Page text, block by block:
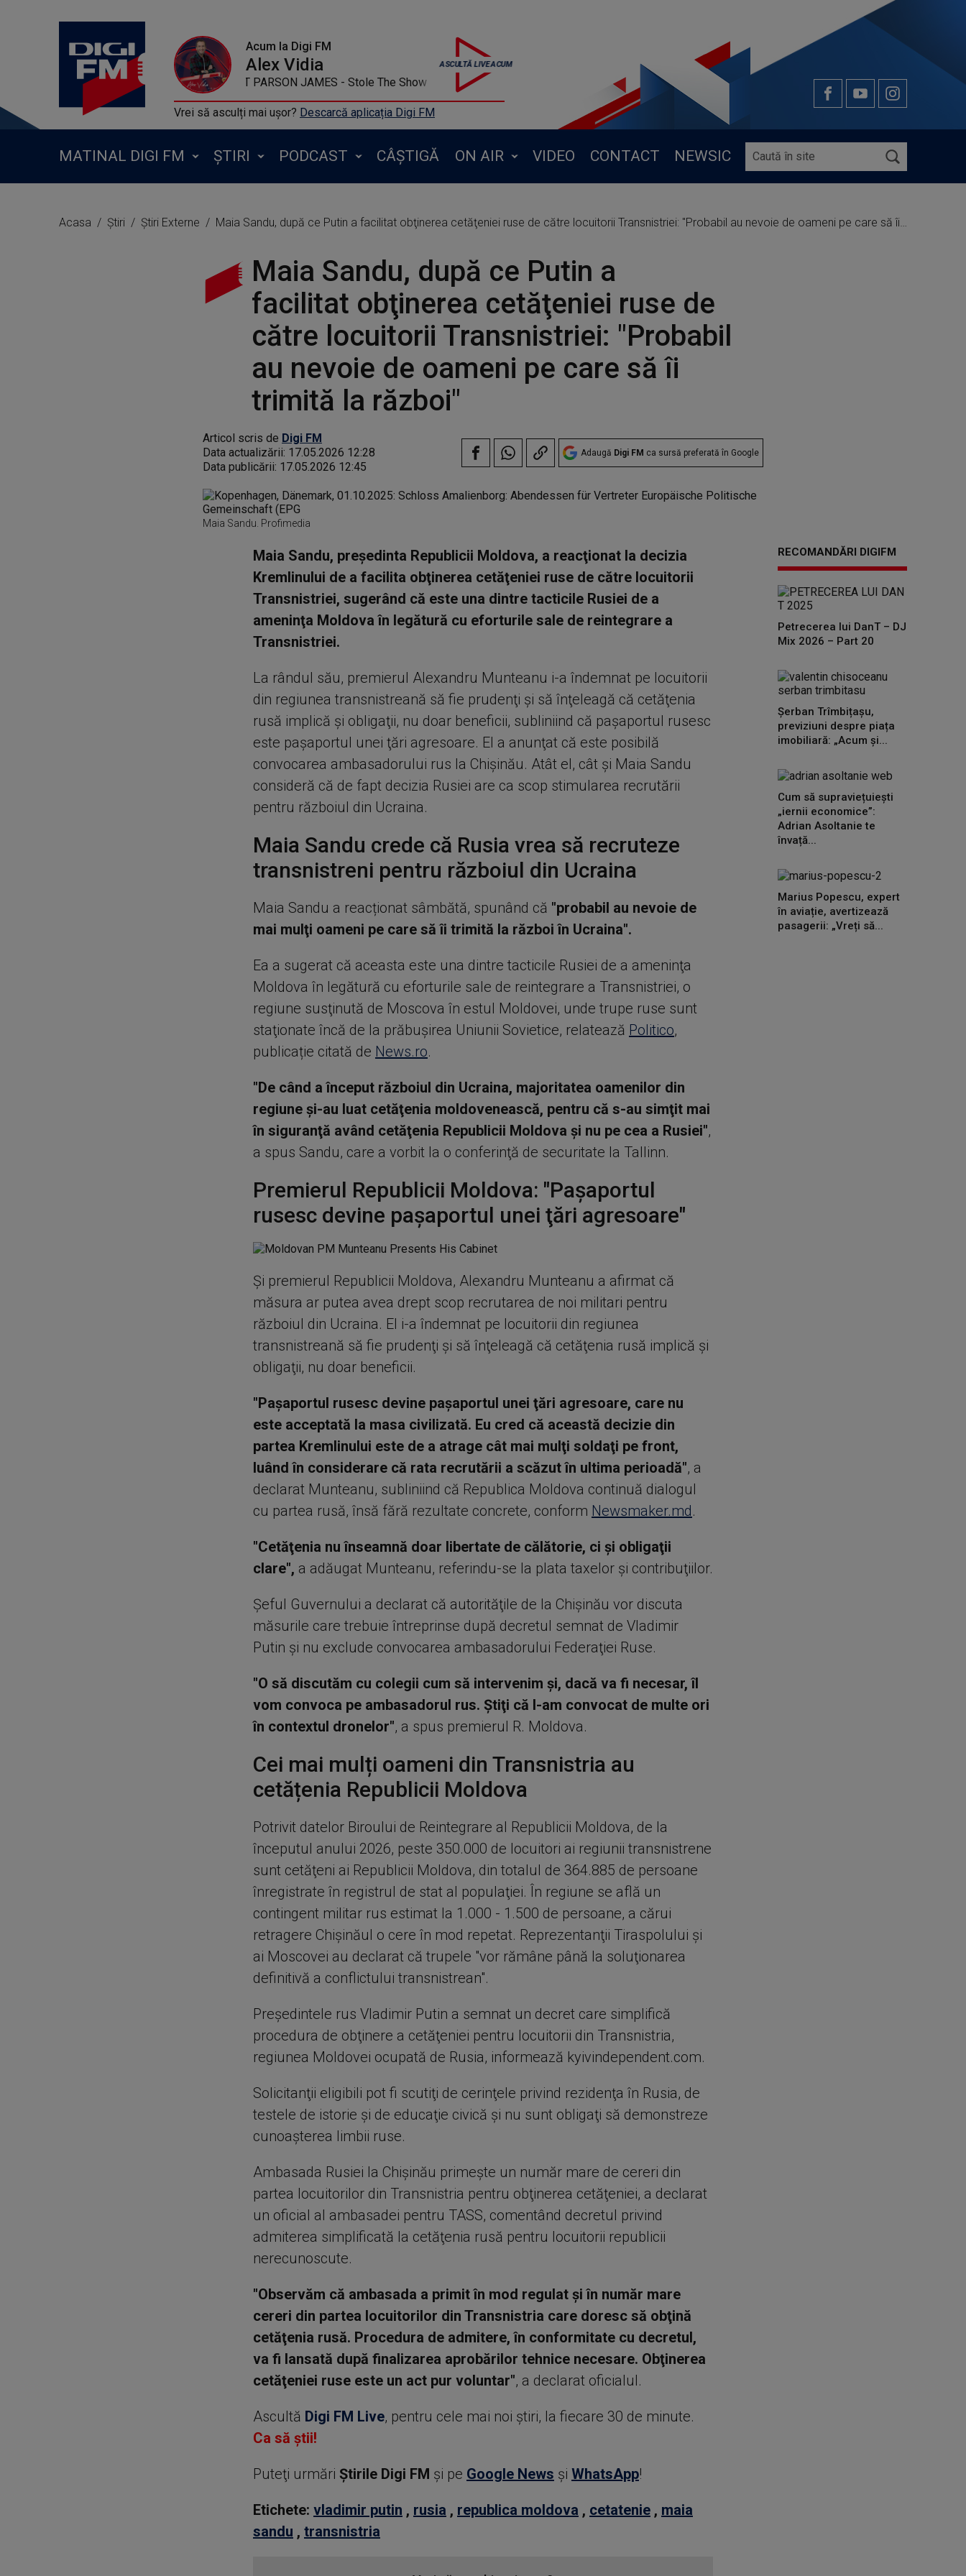
Acum la Digi FM
Alex Vidia
KYGO FEAT PARSON JAMES - Stole The Show
Vrei să asculți mai ușor? Descarcă aplicația Digi FM
MATINAL DIGI FM ȘTIRI PODCAST CÂȘTIGĂ ON AIR VIDEO CONTACT NEWSIC
Acasa Știri Știri Externe Maia Sandu, după ce Putin a facilitat obţinerea cetăţeniei ruse de către locuitorii Transnistriei: "Probabil au nevoie de oameni pe care să îi trimită la război"
Maia Sandu, după ce Putin a
facilitat obţinerea cetăţeniei ruse de
către locuitorii Transnistriei: "Probabil
au nevoie de oameni pe care să îi
trimită la război"
Articol scris de Digi FM
Data actualizării: 17.05.2026 12:28
Data publicării: 17.05.2026 12:45
Adaugă Digi FM ca sursă preferată în Google
Maia Sandu. Profimedia
Maia Sandu, președinta Republicii Moldova, a reacţionat la decizia
Kremlinului de a facilita obţinerea cetăţeniei ruse de către locuitorii
Transnistriei, sugerând că este una dintre tacticile Rusiei de a
ameninţa Moldova în legătură cu eforturile sale de reintegrare a
Transnistriei.
La rândul său, premierul Alexandru Munteanu i-a îndemnat pe locuitorii
din regiunea transnistreană să fie prudenţi şi să înţeleagă că cetăţenia
rusă implică şi obligaţii, nu doar beneficii, subliniind că paşaportul rusesc
este paşaportul unei ţări agresoare. El a anunţat că este posibilă
convocarea ambasadorului rus la Chişinău. Atât el, cât şi Maia Sandu
consideră că de fapt decizia Rusiei are ca scop stimularea recrutării
pentru războiul din Ucraina.
Maia Sandu crede că Rusia vrea să recruteze
transnistreni pentru războiul din Ucraina
Maia Sandu a reacționat sâmbătă, spunând că "probabil au nevoie de
mai mulţi oameni pe care să îi trimită la război în Ucraina".
Ea a sugerat că aceasta este una dintre tacticile Rusiei de a ameninţa
Moldova în legătură cu eforturile sale de reintegrare a Transnistriei, o
regiune susţinută de Moscova în estul Moldovei, unde trupe ruse sunt
staţionate încă de la prăbuşirea Uniunii Sovietice, relatează Politico,
publicație citată de News.ro.
"De când a început războiul din Ucraina, majoritatea oamenilor din
regiune şi-au luat cetăţenia moldovenească, pentru că s-au simţit mai
în siguranţă având cetăţenia Republicii Moldova şi nu pe cea a Rusiei",
a spus Sandu, care a vorbit la o conferinţă de securitate la Tallinn.
Premierul Republicii Moldova: "Paşaportul
rusesc devine paşaportul unei ţări agresoare"
Şi premierul Republicii Moldova, Alexandru Munteanu a afirmat că
măsura ar putea avea drept scop recrutarea de noi militari pentru
războiul din Ucraina. El i-a îndemnat pe locuitorii din regiunea
transnistreană să fie prudenţi şi să înţeleagă că cetăţenia rusă implică şi
obligaţii, nu doar beneficii.
"Paşaportul rusesc devine paşaportul unei ţări agresoare, care nu
este acceptată la masa civilizată. Eu cred că această decizie din
partea Kremlinului este de a atrage cât mai mulţi soldaţi pe front,
luând în considerare că rata recrutării a scăzut în ultima perioadă", a
declarat Munteanu, subliniind că Republica Moldova continuă dialogul
cu partea rusă, însă fără rezultate concrete, conform Newsmaker.md.
"Cetăţenia nu înseamnă doar libertate de călătorie, ci şi obligaţii
clare", a adăugat Munteanu, referindu-se la plata taxelor şi contribuţiilor.
Şeful Guvernului a declarat că autorităţile de la Chişinău vor discuta
măsurile care trebuie întreprinse după decretul semnat de Vladimir
Putin şi nu exclude convocarea ambasadorului Federaţiei Ruse.
"O să discutăm cu colegii cum să intervenim şi, dacă va fi necesar, îl
vom convoca pe ambasadorul rus. Ştiţi că l-am convocat de multe ori
în contextul dronelor", a spus premierul R. Moldova.
Cei mai mulți oameni din Transnistria au
cetățenia Republicii Moldova
Potrivit datelor Biroului de Reintegrare al Republicii Moldova, de la
începutul anului 2026, peste 350.000 de locuitori ai regiunii transnistrene
sunt cetăţeni ai Republicii Moldova, din totalul de 364.885 de persoane
înregistrate în registrul de stat al populaţiei. În regiune se află un
contingent militar rus estimat la 1.000 - 1.500 de persoane, a cărui
retragere Chişinăul o cere în mod repetat. Reprezentanţii Tiraspolului şi
ai Moscovei au declarat că trupele "vor rămâne până la soluţionarea
definitivă a conflictului transnistrean".
Preşedintele rus Vladimir Putin a semnat un decret care simplifică
procedura de obţinere a cetăţeniei pentru locuitorii din Transnistria,
regiunea Moldovei ocupată de Rusia, informează kyivindependent.com.
Solicitanţii eligibili pot fi scutiţi de cerinţele privind rezidenţa în Rusia, de
testele de istorie şi de educaţie civică şi nu sunt obligaţi să demonstreze
cunoaşterea limbii ruse.
Ambasada Rusiei la Chişinău primeşte un număr mare de cereri din
partea locuitorilor din Transnistria pentru obţinerea cetăţeniei, a declarat
un oficial al ambasadei pentru TASS, comentând decretul privind
admiterea simplificată la cetăţenia rusă pentru locuitorii republicii
nerecunoscute.
"Observăm că ambasada a primit în mod regulat şi în număr mare
cereri din partea locuitorilor din Transnistria care doresc să obţină
cetăţenia rusă. Procedura de admitere, în conformitate cu decretul,
va fi lansată după finalizarea aprobărilor tehnice necesare. Obţinerea
cetăţeniei ruse este un act pur voluntar", a declarat oficialul.
Ascultă Digi FM Live, pentru cele mai noi știri, la fiecare 30 de minute.
Ca să știi!
Puteţi urmări Știrile Digi FM şi pe Google News şi WhatsApp!
Etichete: vladimir putin , rusia , republica moldova , cetatenie, maia
sandu , transnistria
RECOMANDĂRI DIGIFM
Petrecerea lui DanT – DJ
Mix 2026 – Part 20
Șerban Trîmbițașu,
previziuni despre piața
imobiliară: „Acum și...
Cum să supraviețuiești
„iernii economice”:
Adrian Asoltanie te
învață...
Marius Popescu, expert
în aviație, avertizează
pasagerii: „Vreți să...